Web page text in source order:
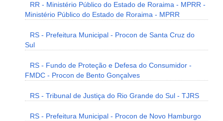
RR - Ministério Público do Estado de Roraima - MPRR -
Ministério Público do Estado de Roraima - MPRR
RS - Prefeitura Municipal - Procon de Santa Cruz do
Sul
RS - Fundo de Proteção e Defesa do Consumidor -
FMDC - Procon de Bento Gonçalves
RS - Tribunal de Justiça do Rio Grande do Sul - TJRS
RS - Prefeitura Municipal - Procon de Novo Hamburgo